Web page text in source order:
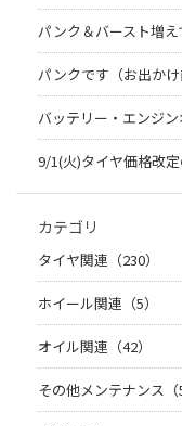
パンク＆バースト増え
パンクです（お出かけ
バッテリー・エンジ
9/1(火)タイヤ価格改
カテゴリ
タイヤ関連（230）
ホイール関連（5）
オイル関連（42）
その他メンテナンス（